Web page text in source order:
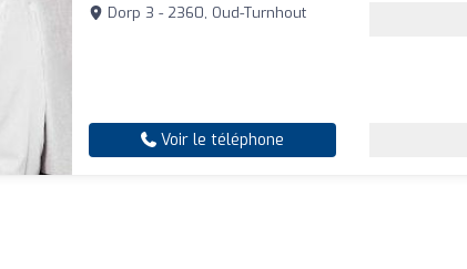
Dorp 3 - 2360, Oud-Turnhout
Voir le téléphone